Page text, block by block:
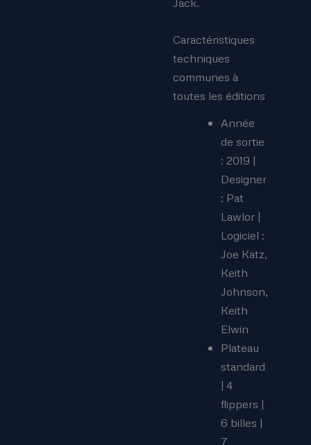
Caractéristiques
techniques
communes à
toutes les éditions
Année
de sortie
: 2019 |
Designer
: Pat
Lawlor |
Logiciel :
Joe Katz,
Keith
Johnson,
Keith
Elwin
Plateau
standard
| 4
flippers |
6 billes |
7